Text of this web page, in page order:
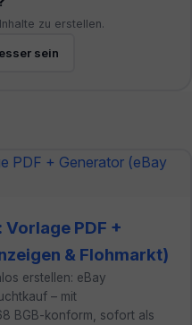
zu erstellen.
sein
PDF +
& Flohmarkt)
erstellen: eBay
– mit
BGB-konform, sofort als